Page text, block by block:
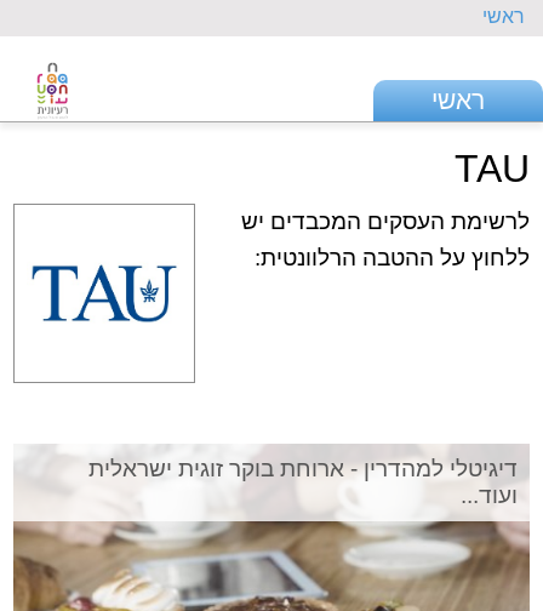
ראשי
ראשי
TAU
לרשימת העסקים המכבדים יש
ללחוץ על ההטבה הרלוונטית:
דיגיטלי למהדרין - ארוחת בוקר זוגית ישראלית
ועוד...